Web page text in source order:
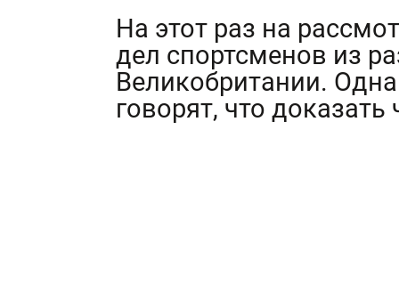
На этот раз на
дел спортсменов из
Великобритании.
говорят, что